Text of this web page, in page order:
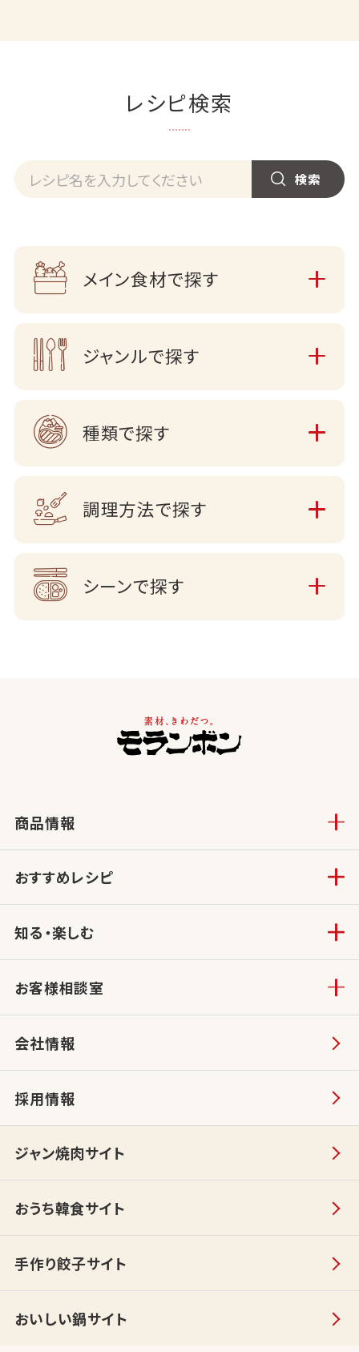
レシピ検索
メイン食材で探す
ジャンルで探す
種類で探す
調理方法で探す
シーンで探す
商品情報
おすすめレシピ
知る・楽しむ
お客様相談室
会社情報
採用情報
ジャン焼肉サイト
おうち韓食サイト
手作り餃子サイト
おいしい鍋サイト